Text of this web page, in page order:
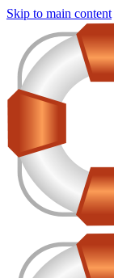
Skip to main content